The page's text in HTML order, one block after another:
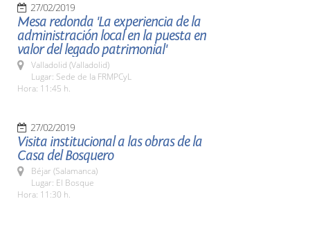
27/02/2019
Mesa redonda 'La experiencia de la
administración local en la puesta en
valor del legado patrimonial'
Valladolid (Valladolid)
Lugar: Sede de la FRMPCyL
Hora: 11:45 h.
27/02/2019
Visita institucional a las obras de la
Casa del Bosquero
Béjar (Salamanca)
Lugar: El Bosque
Hora: 11:30 h.